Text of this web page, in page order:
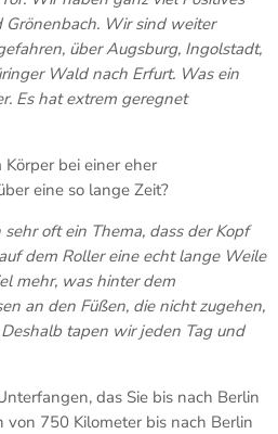
Wir sind weiter
über Augsburg, Ingolstadt,
Wald nach Erfurt. Was ein
Es hat extrem geregnet
Körper bei einer eher
eine so lange Zeit?
sehr oft ein Thema, dass der Kopf
dem Roller eine echt lange Weile
mehr, was hinter dem
an den Füßen, die nicht zugehen,
tapen wir jeden Tag und
das Sie bis nach Berlin
von 750 Kilometer bis nach Berlin